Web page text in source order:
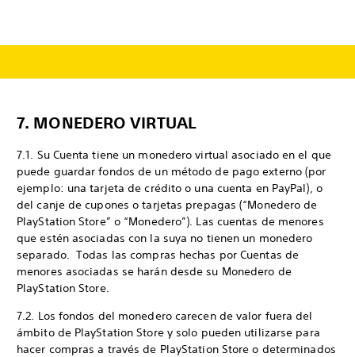
7. MONEDERO VIRTUAL
7.1. Su Cuenta tiene un monedero virtual asociado en el que
puede guardar fondos de un método de pago externo (por
ejemplo: una tarjeta de crédito o una cuenta en PayPal), o
del canje de cupones o tarjetas prepagas (“Monedero de
PlayStation Store” o “Monedero”). Las cuentas de menores
que estén asociadas con la suya no tienen un monedero
separado. Todas las compras hechas por Cuentas de
menores asociadas se harán desde su Monedero de
PlayStation Store.
7.2. Los fondos del monedero carecen de valor fuera del
ámbito de PlayStation Store y solo pueden utilizarse para
hacer compras a través de PlayStation Store o determinados